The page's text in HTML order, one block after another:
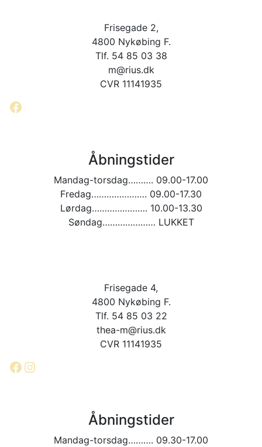
Frisegade 2,
4800 Nykøbing F.
Tlf. 54 85 03 38
m@rius.dk
CVR 11141935
Facebook
Åbningstider
Mandag-torsdag………. 09.00-17.00
Fredag…………………. 09.00-17.30
Lørdag…………………. 10.00-13.30
Søndag………………… LUKKET
Frisegade 4,
4800 Nykøbing F.
Tlf. 54 85 03 22
thea-m@rius.dk
CVR 11141935
Facebook
Instagram
Åbningstider
Mandag-torsdag………. 09.30-17.00